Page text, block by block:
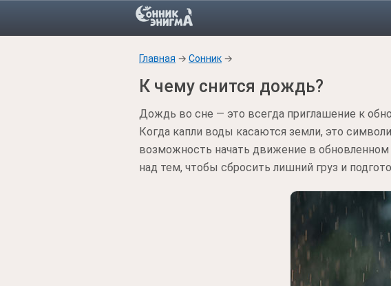
Главная → Сонник →
К чему снится дождь?
Дождь во сне — это всегда приглашение к
Когда капли воды касаются земли, это
возможность начать движение в
над тем, чтобы сбросить лишний груз и